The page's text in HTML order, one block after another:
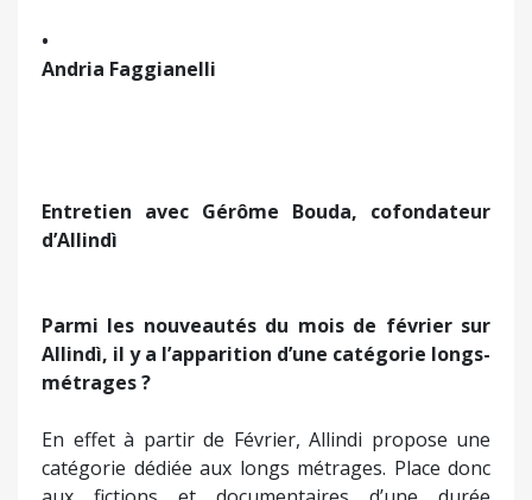
•
Andria Faggianelli
Entretien avec Gérôme Bouda, cofondateur
d’Allindì
Parmi les nouveautés du mois de février sur
Allindì, il y a l’apparition d’une catégorie longs-
métrages ?
En effet à partir de Février, Allindi propose une
catégorie dédiée aux longs métrages. Place donc